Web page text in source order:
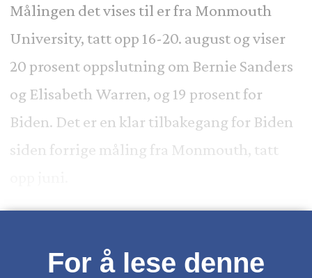
Målingen det vises til er fra Monmouth
University, tatt opp 16-20. august og viser
20 prosent oppslutning om Bernie Sanders
og Elisabeth Warren, og 19 prosent for
Biden. Det er en klar tilbakegang for Biden
siden forrige måling fra Monmouth, tatt
For å lese denne